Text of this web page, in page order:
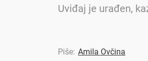
Uviđaj je urađen,
Piše: Amila Ovčina